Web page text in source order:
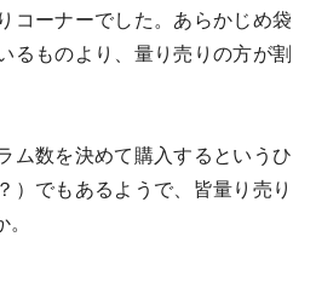
コーナーでした。あらかじめ袋
るものより、量り売りの方が割
ム数を決めて購入するというひ
）でもあるようで、皆量り売り